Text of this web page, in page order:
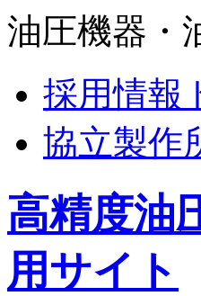
油圧機器・
採用情報
協立製作
高精度油
用サイト